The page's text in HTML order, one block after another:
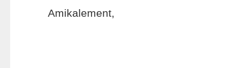
Amikalement,